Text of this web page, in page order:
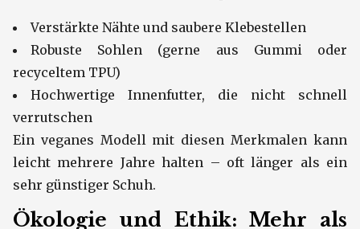
Verstärkte Nähte und saubere Klebestellen
Robuste Sohlen (gerne aus Gummi oder
recyceltem TPU)
Hochwertige Innenfutter, die nicht schnell
verrutschen
Ein veganes Modell mit diesen Merkmalen kann
leicht mehrere Jahre halten – oft länger als ein
sehr günstiger Schuh.
Ökologie und Ethik: Mehr als